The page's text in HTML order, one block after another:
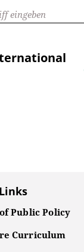
Public Policy
Curriculum